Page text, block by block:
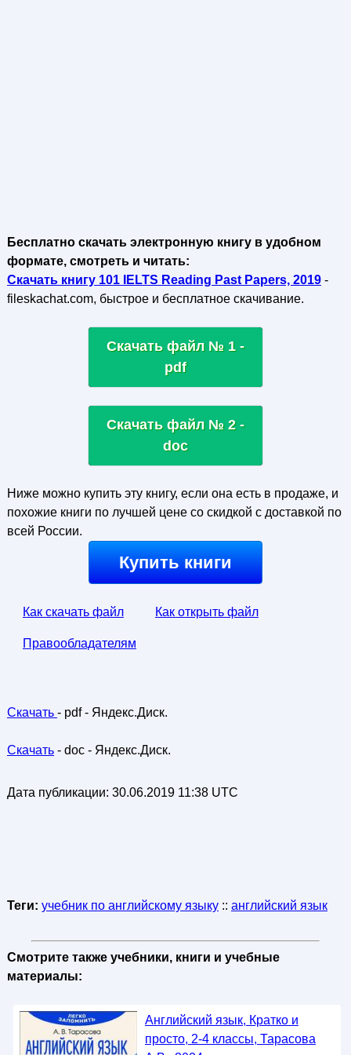
Бесплатно скачать электронную книгу в удобном
формате, смотреть и читать:
Скачать книгу 101 IELTS Reading Past Papers, 2019-
fileskachat.com, быстрое и бесплатное скачивание.
Скачать файл № 1 -
pdf
Скачать файл № 2 -
doc
Ниже можно купить эту книгу, если она есть в продаже, и
похожие книги по лучшей цене со скидкой с доставкой по
всей России.
Купить книги
Как скачать файл Как открыть файл
Правообладателям
Скачать - pdf - Яндекс.Диск.
Скачать- doc - Яндекс.Диск.
Дата публикации: 30.06.2019 11:38 UTC
Теги: учебник по английскому языку:: английский язык
Смотрите также учебники, книги и учебные
материалы:
Английский язык, Кратко и
просто, 2-4 классы, Тарасова